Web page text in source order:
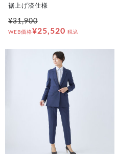
裾上げ済仕様
¥31,900
WEB価格¥25,520 税込